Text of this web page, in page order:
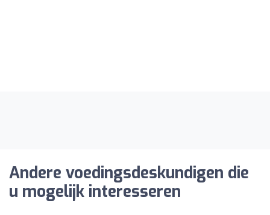
Andere voedingsdeskundigen die
u mogelijk interesseren